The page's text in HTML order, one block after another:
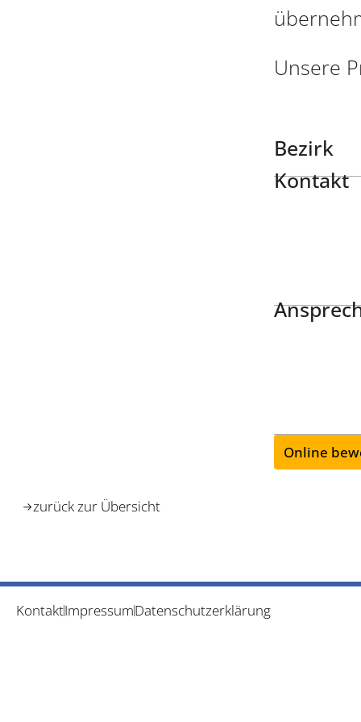
Unsere
Bezirk
Kontakt
Online
zurück zur Übersicht
KontaktImpressumDatenschutzerklärung